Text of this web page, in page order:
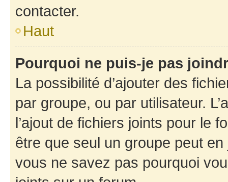
contacter.
Haut
Pourquoi ne puis-je pas
La possibilité d’ajouter des
par groupe, ou par utilisateur.
l’ajout de fichiers joints pour le
être que seul un groupe peut
vous ne savez pas pourquoi